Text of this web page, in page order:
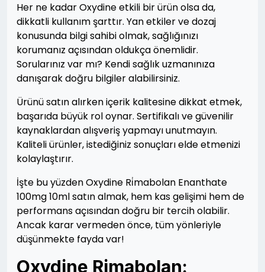
Her ne kadar Oxydine etkili bir ürün olsa da,
dikkatli kullanım şarttır. Yan etkiler ve dozaj
konusunda bilgi sahibi olmak, sağlığınızı
korumanız açısından oldukça önemlidir.
Sorularınız var mı? Kendi sağlık uzmanınıza
danışarak doğru bilgiler alabilirsiniz.
Ürünü satın alırken içerik kalitesine dikkat etmek,
başarıda büyük rol oynar. Sertifikalı ve güvenilir
kaynaklardan alışveriş yapmayı unutmayın.
Kaliteli ürünler, istediğiniz sonuçları elde etmenizi
kolaylaştırır.
İşte bu yüzden Oxydine Ri̇mabolan Enanthate
100mg 10ml satın almak, hem kas gelişimi hem de
performans açısından doğru bir tercih olabilir.
Ancak karar vermeden önce, tüm yönleriyle
düşünmekte fayda var!
Oxydine Rimabolan: